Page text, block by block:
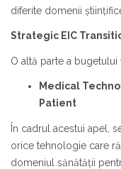
diferite domenii
Strategic EIC
O altă parte a bugetului
Medical
Patient
În cadrul acestui apel,
orice tehnologie care
domeniul sănătății